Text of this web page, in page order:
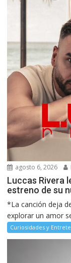
agosto 6, 2026
Luccas Rivera
estreno de su
*La canción deja
explorar un amor
Curiosidades y